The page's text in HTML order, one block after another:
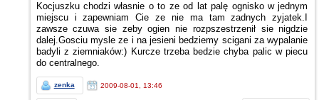
Kocjuszku chodzi własnie o to ze od lat palę ognisko w jednym
miejscu i zapewniam Cieze niema tam zadnych zyjatek.I
zawsze czuwa sie zeby ogien nie rozpszestrzenił sie nigdzie
dalej.Gosciu mysleze i najesieni bedziemy scigani za wypalanie
badyli z ziemniaków:) Kurcze trzeba bedzie chyba palicw piecu
do centralnego.
zenka 2009-08-01, 13:46